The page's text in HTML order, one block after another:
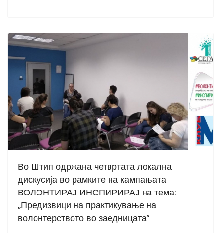
Во Штип одржана четвртата локална
дискусија во рамките на кампањата
ВОЛОНТИРАЈ ИНСПИРИРАЈ на тема:
„Предизвици на практикување на
волонтерството во заедницата“